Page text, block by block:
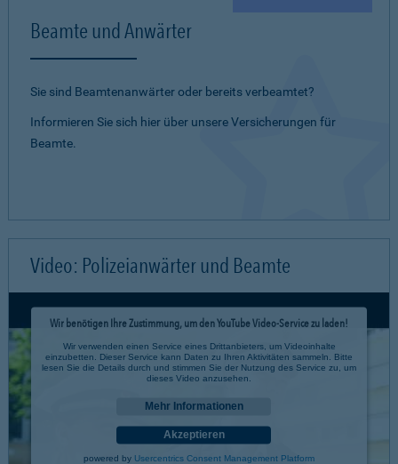
Beamte und Anwärter
Sie sind Beamtenanwärter oder bereits verbeamtet?
Informieren Sie sich hier über unsere Versicherungen für
Beamte.
Video: Polizeianwärter und Beamte
Wir benötigen Ihre Zustimmung, um den YouTube Video-Service zu laden!
Wir verwenden einen Service eines Drittanbieters, um Videoinhalte
einzubetten. Dieser Service kann Daten zu Ihren Aktivitäten sammeln. Bitte
lesen Sie die Details durch und stimmen Sie der Nutzung des Service zu, um
dieses Video anzusehen.
Mehr Informationen
Akzeptieren
powered by Usercentrics Consent Management Platform